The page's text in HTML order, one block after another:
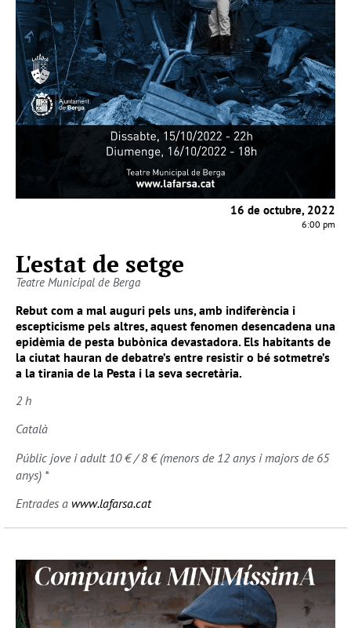
16 de octubre, 2022
6:00 pm
L'estat de setge
Teatre Municipal de Berga
Rebut com a mal auguri pels uns, amb indiferència i
escepticisme pels altres, aquest fenomen desencadena una
epidèmia de pesta bubònica devastadora. Els habitants de
la ciutat hauran de debatre’s entre resistir o bé sotmetre’s
a la tirania de la Pesta i la seva secretària.
2 h
Català
Públic jove i adult 10 € / 8 € (menors de 12 anys i majors de 65
anys) *
Entrades a www.lafarsa.cat